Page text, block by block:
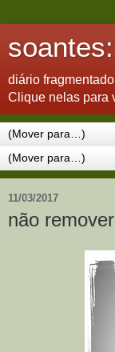
diário
Clique nelas para
11/03/2017
não